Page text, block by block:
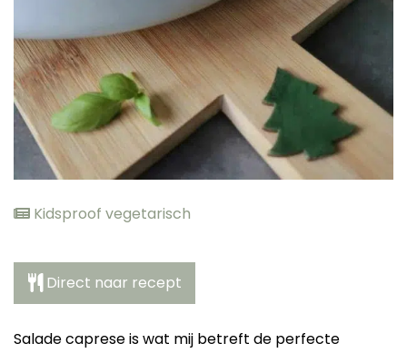
Kidsproof vegetarisch
Direct naar recept
Salade caprese is wat mij betreft de perfecte